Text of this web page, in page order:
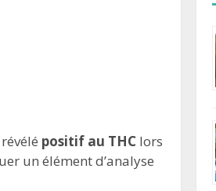
positif au THC lors
un élément d’analyse